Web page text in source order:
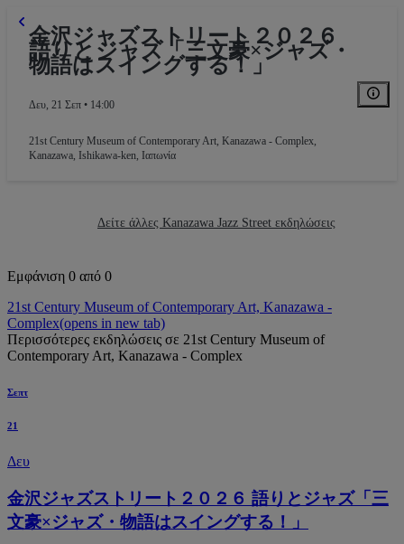
金沢ジャズストリート２０２６
語りとジャズ「三文豪×ジャズ・
物語はスイングする！」
Δευ, 21 Σεπ • 14:00
21st Century Museum of Contemporary Art, Kanazawa - Complex,
Kanazawa, Ishikawa-ken, Ιαπωνία
Δείτε άλλες Kanazawa Jazz Street εκδηλώσεις
Εμφάνιση 0 από 0
21st Century Museum of Contemporary Art, Kanazawa -
Complex(opens in new tab)
Περισσότερες εκδηλώσεις σε 21st Century Museum of
Contemporary Art, Kanazawa - Complex
Σεπτ
21
Δευ
金沢ジャズストリート２０２６ 語りとジャズ「三
文豪×ジャズ・物語はスイングする！」